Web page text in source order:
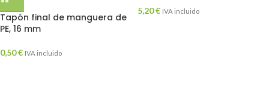
Tapón final de manguera de
PE, 16 mm
0,50€ IVA incluido
5,20€ IVA incluido